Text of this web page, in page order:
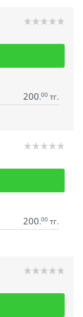
200.00 тг.
200.00 тг.